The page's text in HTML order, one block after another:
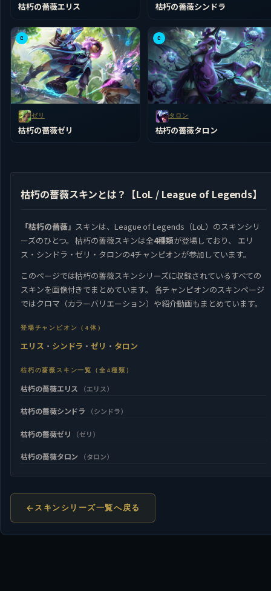
枯朽の薔薇エリス 枯朽の薔薇シンドラ
C
ゼリ
枯朽の薔薇ゼリ
C
タロン
枯朽の薔薇タロン
枯朽の薔薇スキンとは？【LoL / League of Legends】
「枯朽の薔薇」 スキンは、League of Legends（LoL）のスキンシリ
ーズのひとつ。 枯朽の薔薇スキンは全4種類が登場しており、 エリ
ス・シンドラ・ゼリ・タロンの4チャンピオンが参加しています。
このページでは枯朽の薔薇スキンシリーズに収録されているすべての
スキンを画像付きでまとめています。 各チャンピオンのスキンページ
ではクロマ（カラーバリエーション）や紹介動画もまとめています。
登場チャンピオン（4体）
エリス ・ シンドラ ・ゼリ ・ タロン
枯朽の薔薇スキン一覧（全4種類）
枯朽の薔薇エリス （エリス）
枯朽の薔薇シンドラ （シンドラ）
枯朽の薔薇ゼリ （ゼリ）
枯朽の薔薇タロン （タロン）
スキンシリーズ一覧へ戻る